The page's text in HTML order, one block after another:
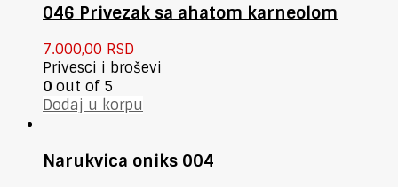
046 Privezak sa ahatom karneolom
7.000,00 RSD
Privesci i broševi
0 out of 5
Dodaj u korpu
Narukvica oniks 004